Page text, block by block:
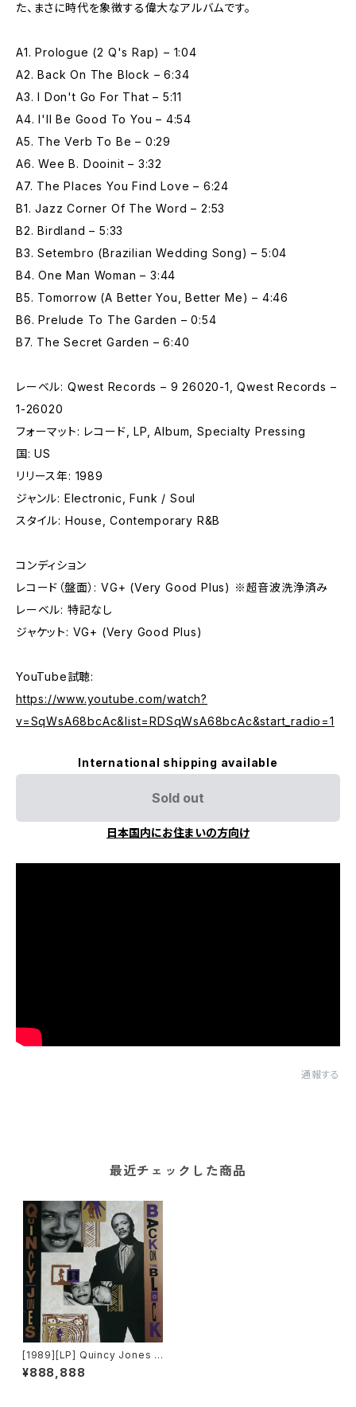
た、まさに時代を象徴する偉大なアルバムです。
A1. Prologue (2 Q's Rap) – 1:04
A2. Back On The Block – 6:34
A3. I Don't Go For That – 5:11
A4. I'll Be Good To You – 4:54
A5. The Verb To Be – 0:29
A6. Wee B. Dooinit – 3:32
A7. The Places You Find Love – 6:24
B1. Jazz Corner Of The Word – 2:53
B2. Birdland – 5:33
B3. Setembro (Brazilian Wedding Song) – 5:04
B4. One Man Woman – 3:44
B5. Tomorrow (A Better You, Better Me) – 4:46
B6. Prelude To The Garden – 0:54
B7. The Secret Garden – 6:40
レーベル: Qwest Records – 9 26020-1, Qwest Records –
1-26020
フォーマット: レコード, LP, Album, Specialty Pressing
国: US
リリース年: 1989
ジャンル: Electronic, Funk / Soul
スタイル: House, Contemporary R&B
コンディション
レコード（盤面）: VG+ (Very Good Plus) ※超音波洗浄済み
レーベル: 特記なし
ジャケット: VG+ (Very Good Plus)
YouTube試聴:
https://www.youtube.com/watch?
v=SqWsA68bcAc&list=RDSqWsA68bcAc&start_radio=1
International shipping available
Sold out
日本国内にお住まいの方向け
通報する
最近チェックした商品
[1989][LP] Quincy Jones –
Back On The Block [Qwest
Records]
¥888,888